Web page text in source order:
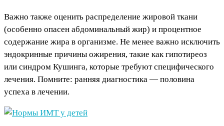
Важно также оценить распределение жировой ткани
(особенно опасен абдоминальный жир) и процентное
содержание жира в организме. Не менее важно исключить
эндокринные причины ожирения, такие как гипотиреоз
или синдром Кушинга, которые требуют специфического
лечения. Помните: ранняя диагностика — половина
успеха в лечении.